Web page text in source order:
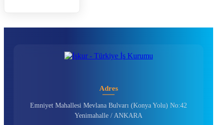
Adres
Emniyet Mahallesi Mevlana Bulvarı (Konya Yolu) No:42
Yenimahalle / ANKARA